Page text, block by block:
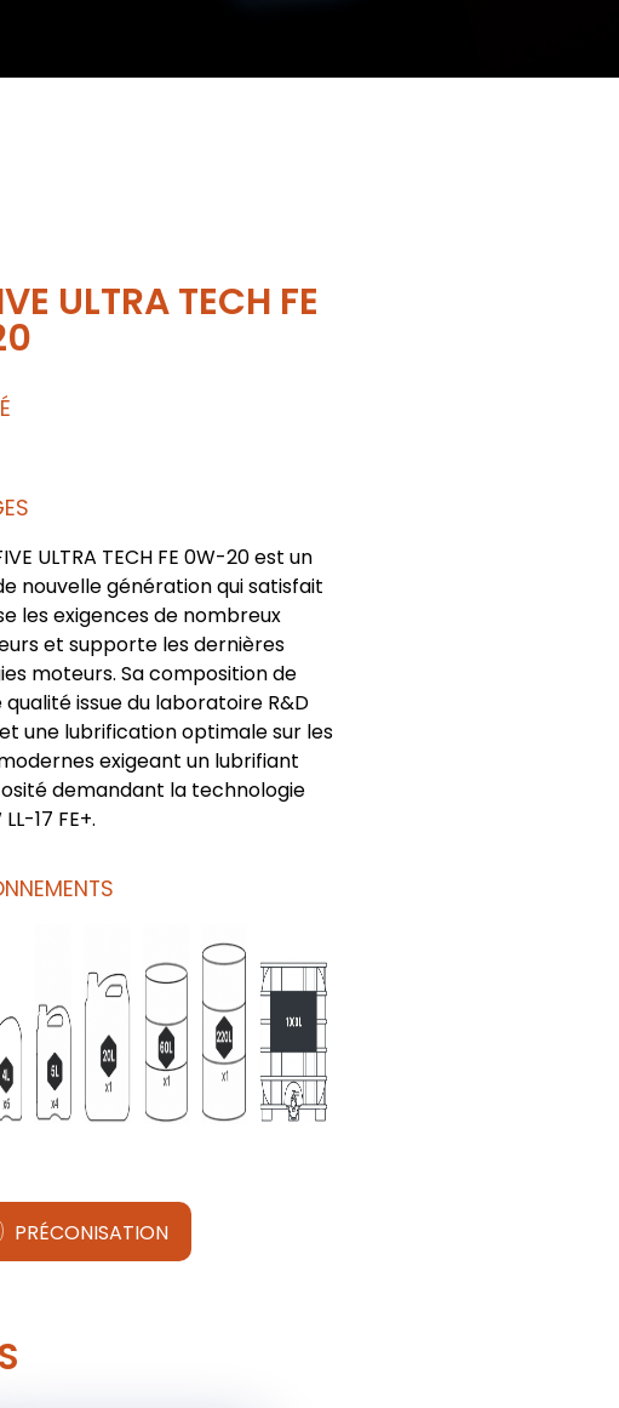
ULTRA TECH FE
ULTRA TECH FE 0W-20 est un
nouvelle génération qui satisfait
les exigences de nombreux
et supporte les dernières
moteurs. Sa composition de
issue du laboratoire R&D
une lubrification optimale sur les
exigeant un lubrifiant
demandant la technologie
17 FE+.
PRÉCONISATION